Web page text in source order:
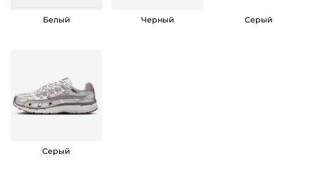
0
0
e
Белый Черный Серый
Серый